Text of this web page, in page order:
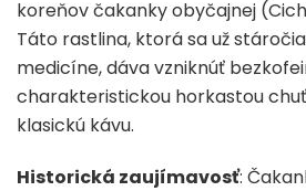
koreňov čakanky obyčajnej
Táto rastlina, ktorá sa už
medicíne, dáva vzniknúť
charakteristickou horkastou
klasickú kávu.
Historická zaujímavosť: